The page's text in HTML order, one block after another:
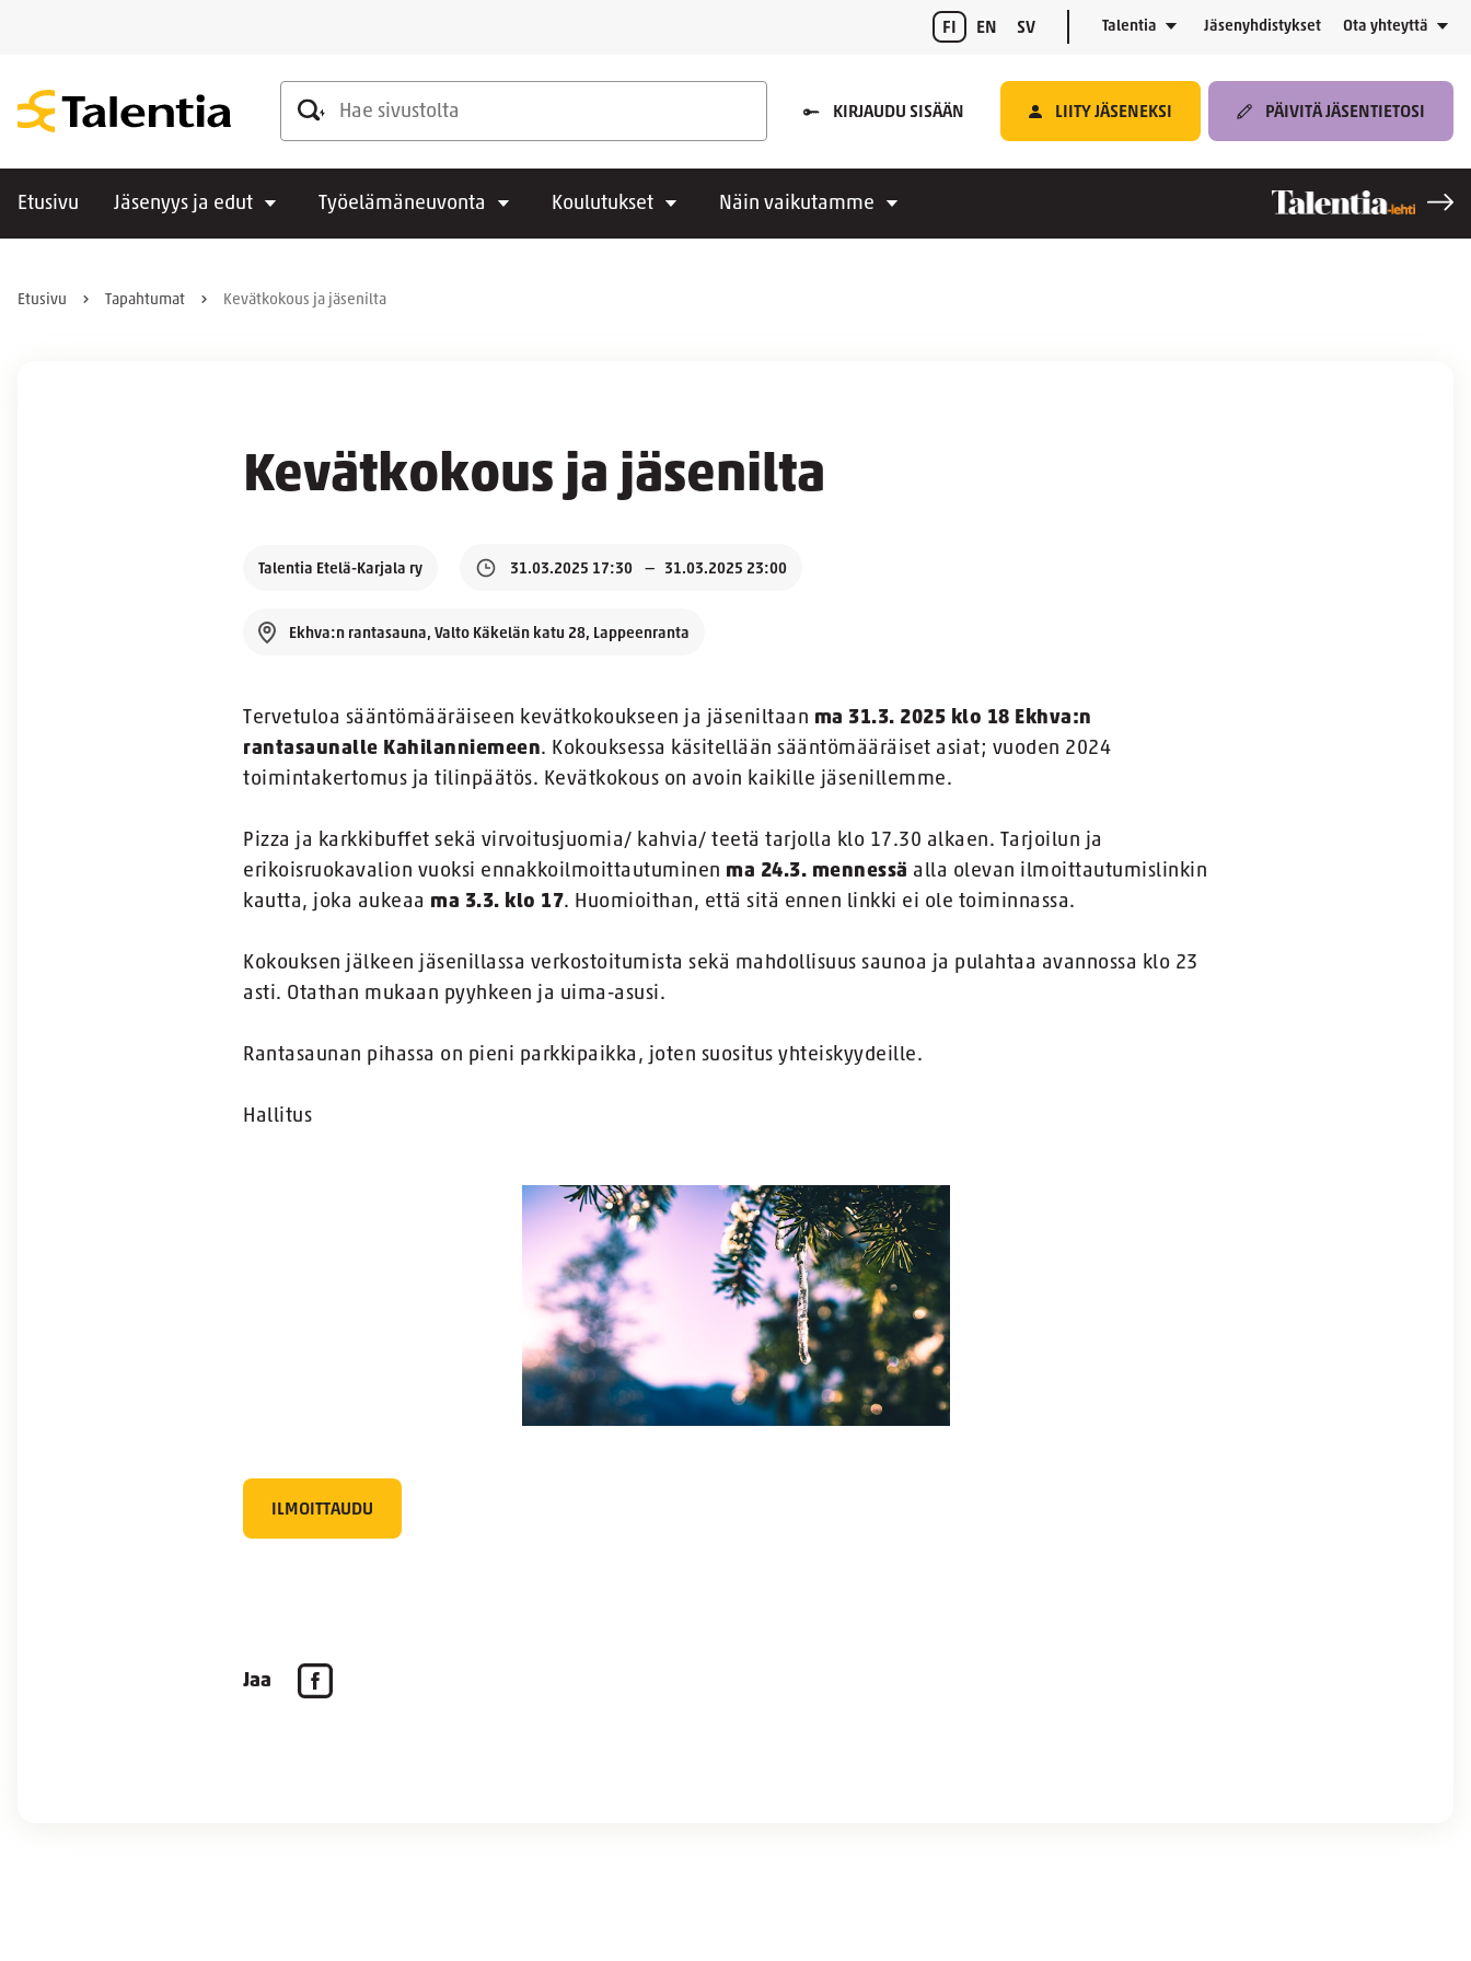
FI EN SV Talentia Jäsenyhdistykset Ota yhteyttä
Hae sivustolta
KIRJAUDU SISÄÄN LIITY JÄSENEKSI PÄIVITÄ JÄSENTIETOSI
Etusivu Jäsenyys ja edut Työelämäneuvonta Koulutukset Näin vaikutamme
Etusivu Tapahtumat Kevätkokous ja jäsenilta
Kevätkokous ja jäsenilta
Talentia Etelä-Karjala ry 31.03.2025 17:30 31.03.2025 23:00
Ekhva:n rantasauna, Valto Käkelän katu 28, Lappeenranta
Tervetuloa sääntömääräiseen kevätkokoukseen ja jäseniltaan ma 31.3. 2025 klo 18 Ekhva:n
rantasaunalle Kahilanniemeen. Kokouksessa käsitellään sääntömääräiset asiat; vuoden 2024
toimintakertomus ja tilinpäätös. Kevätkokous on avoin kaikille jäsenillemme.
Pizza ja karkkibuffet sekä virvoitusjuomia/ kahvia/ teetä tarjolla klo 17.30 alkaen. Tarjoilun ja
erikoisruokavalion vuoksi ennakkoilmoittautuminen ma 24.3. mennessä alla olevan ilmoittautumislinkin
kautta, joka aukeaa ma 3.3. klo 17. Huomioithan, että sitä ennen linkki ei ole toiminnassa.
Kokouksen jälkeen jäsenillassa verkostoitumista sekä mahdollisuus saunoa ja pulahtaa avannossa klo 23
asti. Otathan mukaan pyyhkeen ja uima-asusi.
Rantasaunan pihassa on pieni parkkipaikka, joten suositus yhteiskyydeille.
Hallitus
ILMOITTAUDU
Jaa